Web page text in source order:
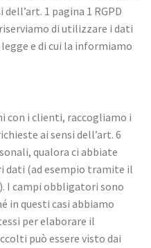
1 pagina 1 RGPD
di utilizzare i dati
e di cui la informiamo
con i clienti, raccogliamo i
ai sensi dell’art. 6
qualora ci abbiate
(ad esempio tramite il
I campi obbligatori sono
in questi casi abbiamo
per elaborare il
può essere visto dai